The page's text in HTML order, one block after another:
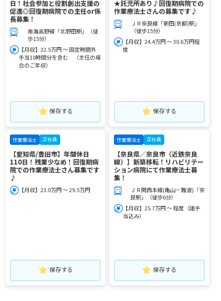
日！社会参加と役割創出支援の
促進◎回復期病院での主任or係
長募集！
南海高野線「北野田駅」（徒
歩15分）
【月収】32.5万円 ～ 固定時間外
手当10時間分を含む （主任の場
合のご年収）
保存する
★託児所あり♪回復期病院での
作業療法士さんの募集です♪
ＪＲ奈良線「新田(京都)駅」
（徒歩15分）
【月収】24.4万円 ～ 30.6万円程
度
保存する
作業療法士 正社員
【愛知県/豊田市】年間休日
110日！残業少なめ！回復期病
院での作業療法士さん募集です
♪
【月収】23.0万円 ～ 29.5万円
保存する
作業療法士 正社員
【奈良県／奈良市（近鉄奈良
線）】新築移転！リハビリテー
ション病院にて作業療法士募
集！
ＪＲ関西本線(亀山－難波)「奈
良駅」（徒歩6分）
【月収】25.7万円 ～ 程度（諸手
当込み）
保存する